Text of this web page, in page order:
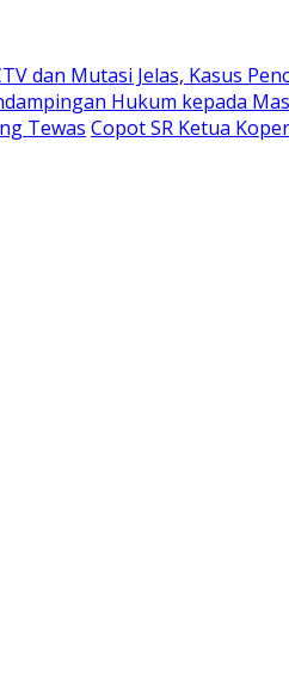
dan Mutasi Jelas, Kasus
Hukum kepada
Tewas Copot SR Ketua